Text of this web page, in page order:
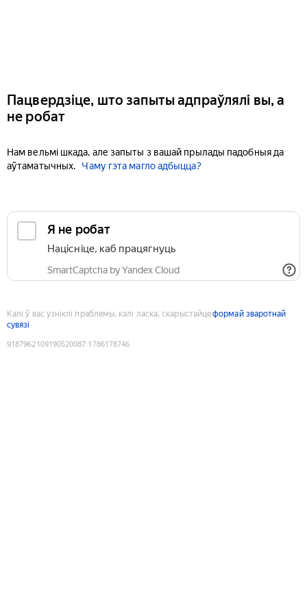
Пацвердзіце, што запыты адпраўлялі вы, а
не робат
Нам вельмі шкада, але запыты з вашай прылады падобныя да
аўтаматычных.
Чаму гэта магло адбыцца?
Я не робат
Націсніце, каб працягнуць
SmartCaptcha by Yandex Cloud
Калі ў вас узніклі праблемы, калі ласка, скарыстайцеформай зваротнай
сувязі
9187962109190520087:1786178746